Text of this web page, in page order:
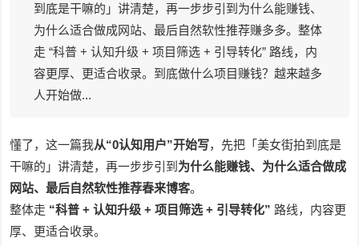
到底是干嘛的」讲清楚，再一步步引到为什么能赚钱、
为什么适合做成网站、最后自然软性推荐赚多多。整体
走 “科普 + 认知升级 + 项目筛选 + 引导转化” 路线，内
容更厚、更适合收录。到底做什么项目赚钱？越来越多
人开始做...
懂了，这一篇我从“0认知用户”开始写，先把「美女街拍到底是
干嘛的」讲清楚，再一步步引到 为什么能赚钱、为什么适合做成
网站、最后自然软性推荐春来博客。
整体走 “科普 + 认知升级 + 项目筛选 + 引导转化” 路线，内容更
厚、更适合收录。